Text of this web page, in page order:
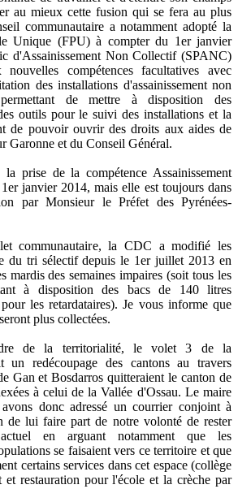
au mieux cette fusion qui se fera au plus
communautaire a notamment adopté la
Unique (FPU) à compter du 1er janvier
d'Assainissement Non Collectif (SPANC)
compétences facultatives avec
des installations d'assainissement non
de mettre à disposition des
outils pour le suivi des installations et la
de pouvoir ouvrir des droits aux aides de
Garonne et du Conseil Général.
prise de la compétence Assainissement
janvier 2014, mais elle est toujours dans
par Monsieur le Préfet des Pyrénées-
communautaire, la CDC a modifié les
du tri sélectif depuis le 1er juillet 2013 en
mardis des semaines impaires (soit tous les
à disposition des bacs de 140 litres
les retardataires). Je vous informe que
plus collectées.
de la territorialité, le volet 3 de la
un redécoupage des cantons au travers
Gan et Bosdarros quitteraient le canton de
à celui de la Vallée d'Ossau. Le maire
donc adressé un courrier conjoint à
de lui faire part de notre volonté de rester
en arguant notamment que les
se faisaient vers ce territoire et que
certains services dans cet espace (collège
et restauration pour l'école et la crèche par